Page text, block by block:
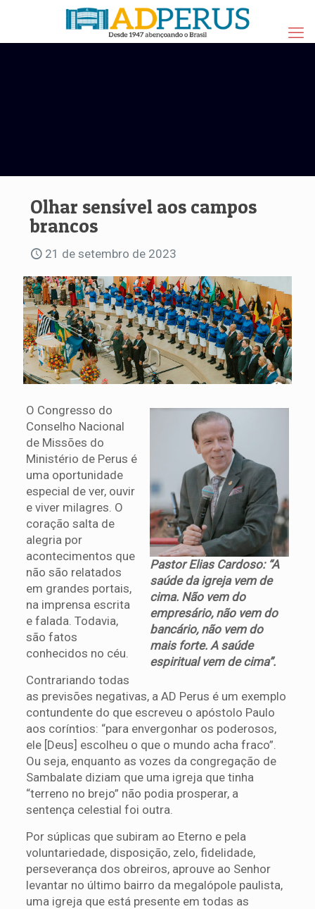
Olhar sensível aos campos
brancos
21 de setembro de 2023
Pastor Elias Cardoso: “A
saúde da igreja vem de
cima. Não vem do
empresário, não vem do
bancário, não vem do
mais forte. A saúde
espiritual vem de cima”.
O Congresso do
Conselho Nacional
de Missões do
Ministério de Perus é
uma oportunidade
especial de ver, ouvir
e viver milagres. O
coração salta de
alegria por
acontecimentos que
não são relatados
em grandes portais,
na imprensa escrita
e falada. Todavia,
são fatos
conhecidos no céu.
Contrariando todas
as previsões negativas, a AD Perus é um exemplo
contundente do que escreveu o apóstolo Paulo
aos coríntios: “para envergonhar os poderosos,
ele [Deus] escolheu o que o mundo acha fraco”.
Ou seja, enquanto as vozes da congregação de
Sambalate diziam que uma igreja que tinha
“terreno no brejo” não podia prosperar, a
sentença celestial foi outra.
Por súplicas que subiram ao Eterno e pela
voluntariedade, disposição, zelo, fidelidade,
perseverança dos obreiros, aprouve ao Senhor
levantar no último bairro da megalópole paulista,
uma igreja que está presente em todas as